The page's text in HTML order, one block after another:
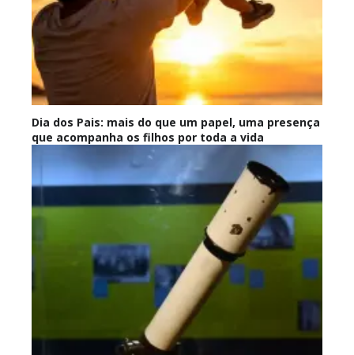
Dia dos Pais: mais do que um papel, uma presença
que acompanha os filhos por toda a vida